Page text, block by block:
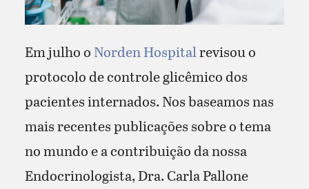
Em julho o Norden Hospitalrevisou o
protocolo de controle glicêmico dos
pacientes internados. Nos baseamos nas
mais recentes publicações sobre o tema
no mundo e a contribuição da nossa
Endocrinologista, Dra. Carla Pallone